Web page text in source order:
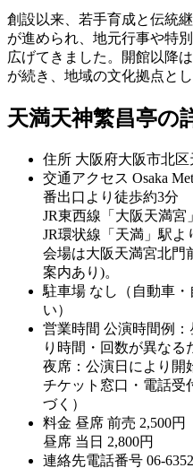
創設以来、若手育成と伝統
が進められ、地元行事や特
広げてきました。開館以降
が続き、地域の文化拠点と
天満天神繁昌亭の
住所 大阪府大阪市北区
交通アクセス Osaka
番出口より徒歩約3分
JR東西線「大阪天満宮
JR環状線「天満」駅よ
会場は大阪天満宮北門
案内あり)。
駐車場 なし（自動車
い）
営業時間 公演時間例：
り時間・回数が異なる
夜席：公演日により開
チケット窓口・電話受
づく）
料金 昼席 前売 2,500円
昼席 当日 2,800円
連絡先電話番号 06-